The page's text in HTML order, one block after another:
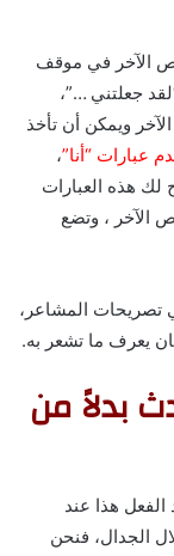
الآخر في موقف
جعلتني …”،
ويمكن أن تأخذ
عبارات “أنا”،
لك هذه العبارات
الآخر ، وتضع
تصريحات المشاعر،
يعرف ما تشعر به.
بدلاً من
الفعل هذا عند
الجدال، فنحن